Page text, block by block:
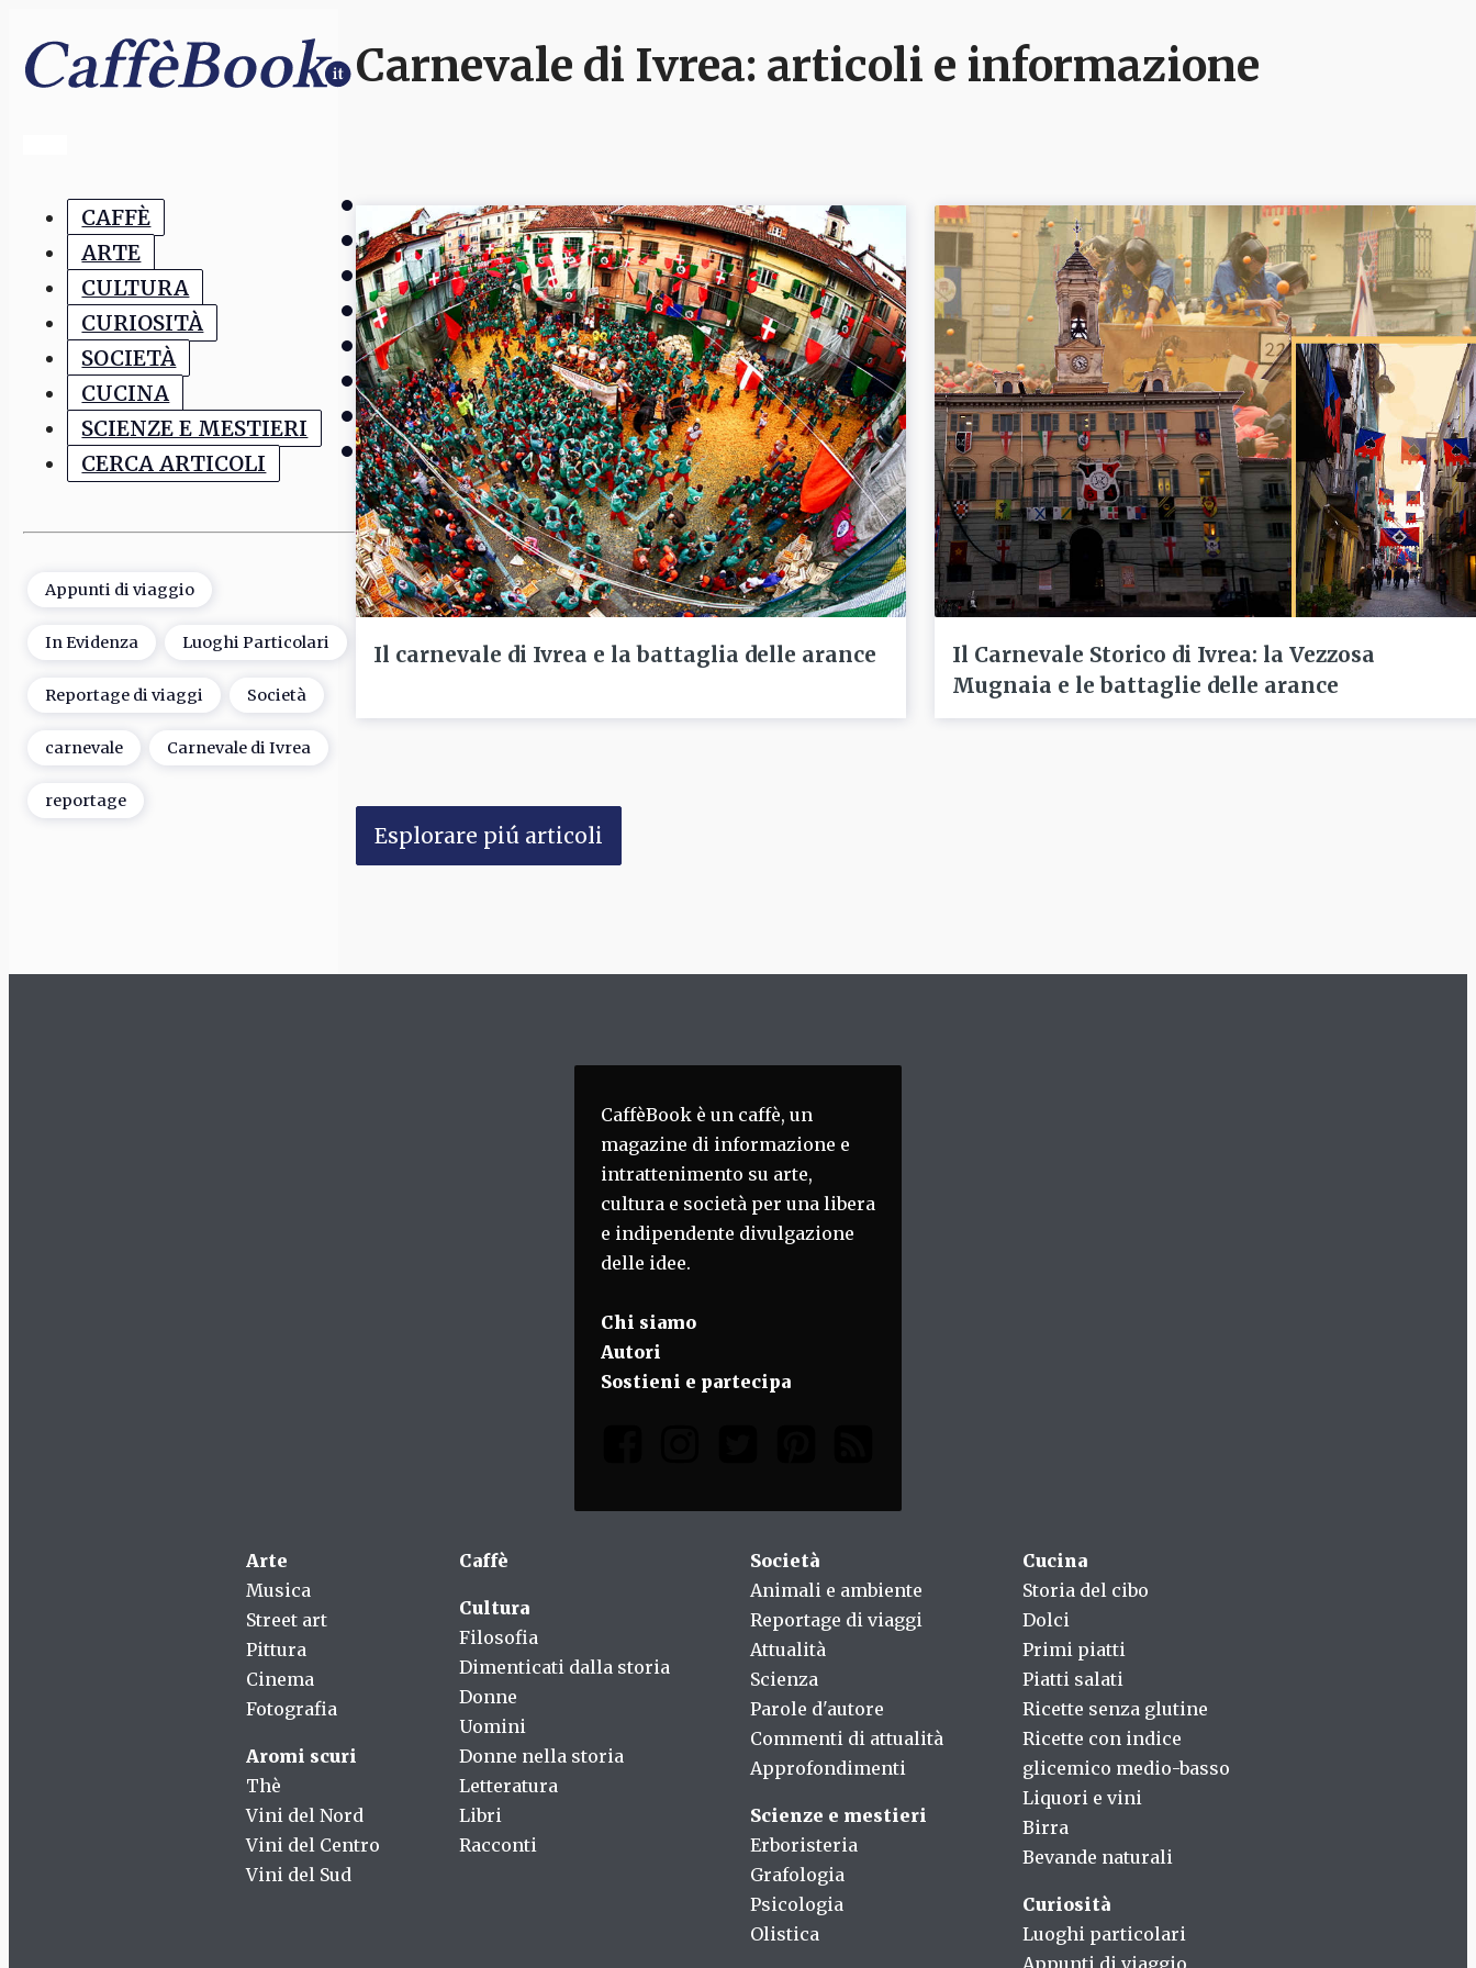
CAFFÈ
ARTE
CULTURA
CURIOSITÀ
SOCIETÀ
CUCINA
SCIENZE E MESTIERI
CERCA ARTICOLI
Appunti di viaggio
In Evidenza Luoghi Particolari
Reportage di viaggi Società
carnevale Carnevale di Ivrea
reportage
Carnevale di Ivrea: articoli e informazione
Il carnevale di Ivrea e la battaglia delle arance
Il Carnevale Storico di Ivrea: la Vezzosa
Mugnaia e le battaglie delle arance
Esplorare piú articoli
CaffèBook è un caffè, un
magazine di informazione e
intrattenimento su arte,
cultura e società per una libera
e indipendente divulgazione
delle idee.
Chi siamo
Autori
Sostieni e partecipa
Arte
Musica
Street art
Pittura
Cinema
Fotografia
Aromi scuri
Thè
Vini del Nord
Vini del Centro
Vini del Sud
Caffè
Cultura
Filosofia
Dimenticati dalla storia
Donne
Uomini
Donne nella storia
Letteratura
Libri
Racconti
Società
Animali e ambiente
Reportage di viaggi
Attualità
Scienza
Parole d'autore
Commenti di attualità
Approfondimenti
Scienze e mestieri
Erboristeria
Grafologia
Psicologia
Olistica
Cucina
Storia del cibo
Dolci
Primi piatti
Piatti salati
Ricette senza glutine
Ricette con indice
glicemico medio-basso
Liquori e vini
Birra
Bevande naturali
Curiosità
Luoghi particolari